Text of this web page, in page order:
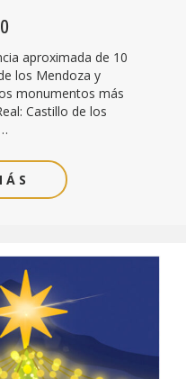
aproximada de 10
los Mendoza y
monumentos más
Castillo de los